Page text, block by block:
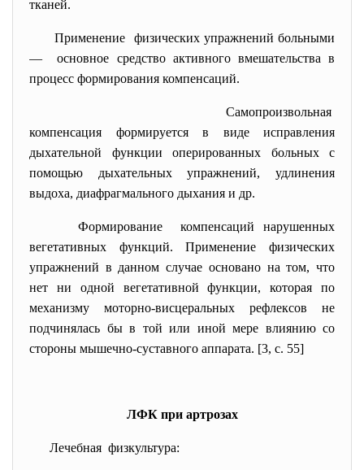
тканей.
Применение физических упражнений больными
— основное средство активного вмешательства в
процесс формирования компенсаций.
Самопроизвольная
компенсация формируется в виде исправления
дыхательной функции оперированных больных с
помощью дыхательных упражнений, удлинения
выдоха, диафрагмального дыхания и др.
Формирование компенсаций нарушенных
вегетативных функций. Применение физических
упражнений в данном случае основано на том, что
нет ни одной вегетативной функции, которая по
механизму моторно-висцеральных рефлексов не
подчинялась бы в той или иной мере влиянию со
стороны мышечно-суставного аппарата. [3, c. 55]
ЛФК при артрозах
Лечебная физкультура: